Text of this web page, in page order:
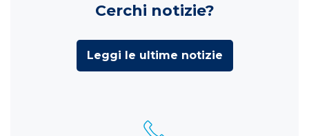
Cerchi notizie?
Leggi le ultime notizie